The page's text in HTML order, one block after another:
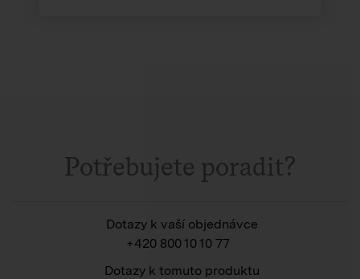
Potřebujete poradit?
Dotazy k vaší objednávce
+420 800 10 10 77
Dotazy k tomuto produktu